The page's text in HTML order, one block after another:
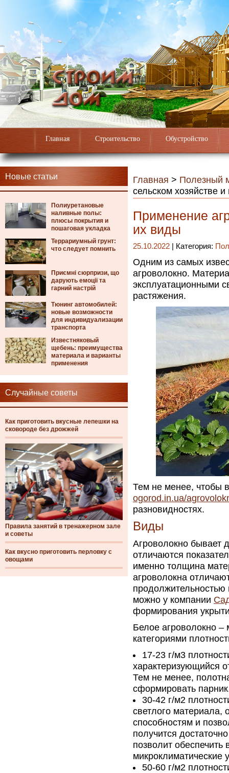
Главная Строительство Обустройство
Новые статьи
Полиуретановые
наливные полы:
плюсы покрытия и
пошаговая укладка
Террариумный грунт:
что следует помнить
Приємні сюрпризи, що
дарують емоції та
гарний настрій
Тюнинг автомобилей:
новые возможности
для индивидуализации
транспорта
Известняковый
щебень: преимущества
материала и варианты
применения
Случайные советы
Как приготовить вкусные лепешки на
сковороде без дрожжей
Правила занятий в тренажерном зале
и советы
Как вкусно приготовить перловку с
овощами
Главная > Полезный
сельском хозяйстве
Применение
их виды
25.10.2022 | Категория:
Одним из самых
агроволокно.
эксплуатационными
растяжения.
Тем не менее, чтобы
ogorod.in.ua/
разновидностях.
Виды
Агроволокно бывает
отличаются
именно толщина
агроволокна
можно у компании
формирования
Белое агроволокно –
категориями
17-23 г/м3
характеризующийся
Тем не менее,
сформировать
30-42 г/м2
светлого
способностям и
получится
позволит
микроклиматические
50-60 г/м2